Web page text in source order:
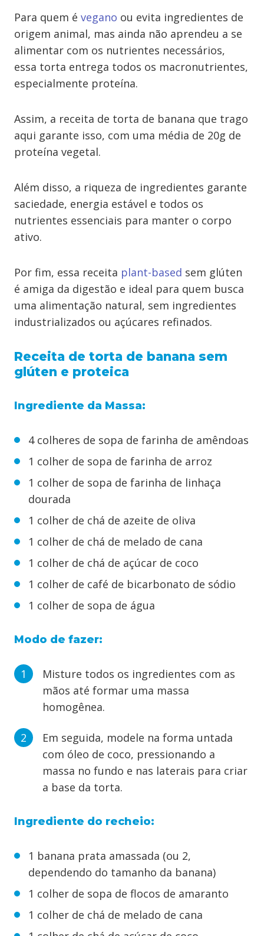
Para quem é vegano ou evita ingredientes de
origem animal, mas ainda não aprendeu a se
alimentar com os nutrientes necessários,
essa torta entrega todos os macronutrientes,
especialmente proteína.
Assim, a receita de torta de banana que trago
aqui garante isso, com uma média de 20g de
proteína vegetal.
Além disso, a riqueza de ingredientes garante
saciedade, energia estável e todos os
nutrientes essenciais para manter o corpo
ativo.
Por fim, essa receita plant-based sem glúten
é amiga da digestão e ideal para quem busca
uma alimentação natural, sem ingredientes
industrializados ou açúcares refinados.
Receita de torta de banana sem
glúten e proteica
Ingrediente da Massa:
4 colheres de sopa de farinha de amêndoas
1 colher de sopa de farinha de arroz
1 colher de sopa de farinha de linhaça
dourada
1 colher de chá de azeite de oliva
1 colher de chá de melado de cana
1 colher de chá de açúcar de coco
1 colher de café de bicarbonato de sódio
1 colher de sopa de água
Modo de fazer:
Misture todos os ingredientes com as
mãos até formar uma massa
homogênea.
Em seguida, modele na forma untada
com óleo de coco, pressionando a
massa no fundo e nas laterais para criar
a base da torta.
Ingrediente do recheio:
1 banana prata amassada (ou 2,
dependendo do tamanho da banana)
1 colher de sopa de flocos de amaranto
1 colher de chá de melado de cana